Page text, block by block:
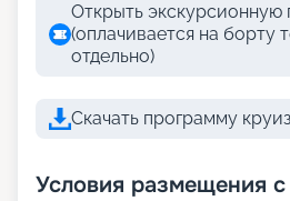
Открыть экскурсионную
(оплачивается на борту
отдельно)
Скачать программу
Условия размещения